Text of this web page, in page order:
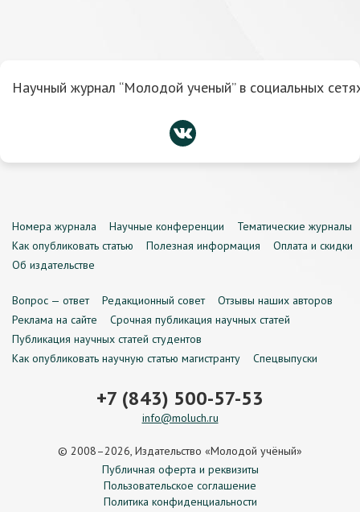
Научный журнал “Молодой ученый” в социальных
Номера журнала Научные конференции
Тематические журналы
Как опубликовать статью
Полезная информация
Оплата и скидки
Об издательстве
Вопрос — ответ Редакционный совет
Отзывы наших авторов
Реклама на сайте
Срочная публикация научных статей
Публикация научных статей студентов
Как опубликовать научную статью магистранту
Спецвыпуски
+7 (843) 500-57-53
info@moluch.ru
© 2008–2026, Издательство «Молодой учёный»
Публичная оферта и реквизиты
Пользовательское соглашение
Политика конфиденциальности